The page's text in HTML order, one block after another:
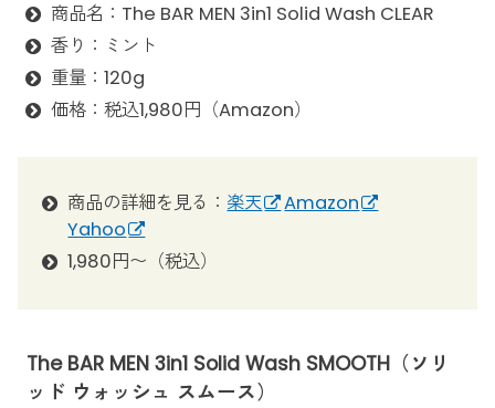
商品名：The BAR MEN 3in1 Solid Wash CLEAR
香り：ミント
重量：120g
価格：税込1,980円（Amazon）
商品の詳細を見る： 楽天
Amazon
Yahoo
1,980円〜（税込）
The BAR MEN 3in1 Solid Wash SMOOTH（ソリ
ッド ウォッシュ スムース）